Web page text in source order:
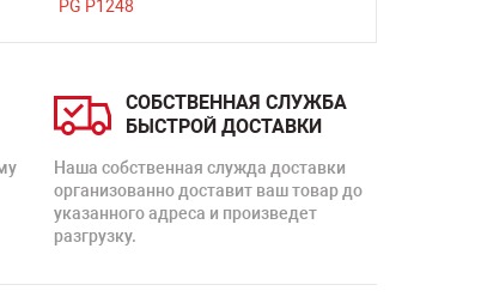
СОБСТВЕННАЯ СЛУЖБА
БЫСТРОЙ ДОСТАВКИ
Наша собственная служда доставки
организованно доставит ваш товар до
указанного адреса и произведет
разгрузку.